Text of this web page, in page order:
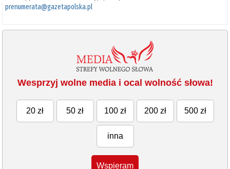
prenumerata@gazetapolska.pl
Wesprzyj wolne media i ocal wolność słowa!
20 zł 50 zł 100 zł 200 zł 500 zł
inna
Wspieram